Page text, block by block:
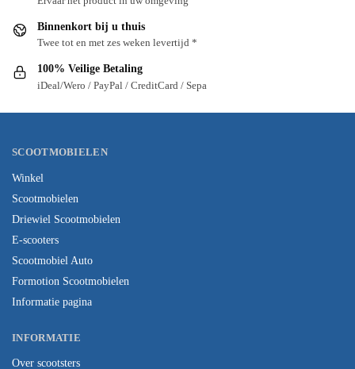
Binnenkort bij u thuis
Twee tot en met zes weken levertijd *
100% Veilige Betaling
iDeal/Wero / PayPal / CreditCard / Sepa
SCOOTMOBIELEN
Winkel
Scootmobielen
Driewiel Scootmobielen
E-scooters
Scootmobiel Auto
Formotion Scootmobielen
Informatie pagina
INFORMATIE
Over scootsters